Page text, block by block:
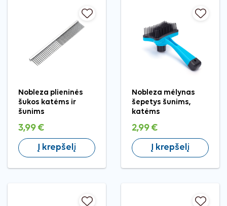
Nobleza plieninės
šukos katėms ir
šunims
3,99 €
Į krepšelį
Nobleza mėlynas
šepetys šunims,
katėms
2,99 €
Į krepšelį